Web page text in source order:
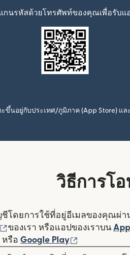
กนรหัสด้วยโทรศัพท์ของคุณเพื่อรับแ
ขึ้นอยู่กับประเทศ/ภูมิภาค (App Store) แ
วิธีการโ
ชีโดยการใช้ที่อยู่อีเมลของคุณผ่า
(เปิดในหน้าต่างใหม่)
ของเรา หรือแอปของเราบน App
(เปิดในหน้าต่างใหม่)
หรือ Google Play